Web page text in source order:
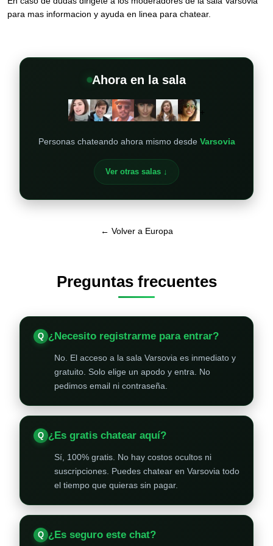
para mas informacion y ayuda en linea para chatear.
Ahora en la sala
Personas chateando ahora mismo desde Varsovia
Ver otras salas ↓
← Volver a Europa
Preguntas frecuentes
¿Necesito registrarme para entrar?
No. El acceso a la sala Varsovia es inmediato y
gratuito. Solo elige un apodo y entra. No
pedimos email ni contraseña.
¿Es gratis chatear aquí?
Sí, 100% gratis. No hay costos ocultos ni
suscripciones. Puedes chatear en Varsovia todo
el tiempo que quieras sin pagar.
¿Es seguro este chat?